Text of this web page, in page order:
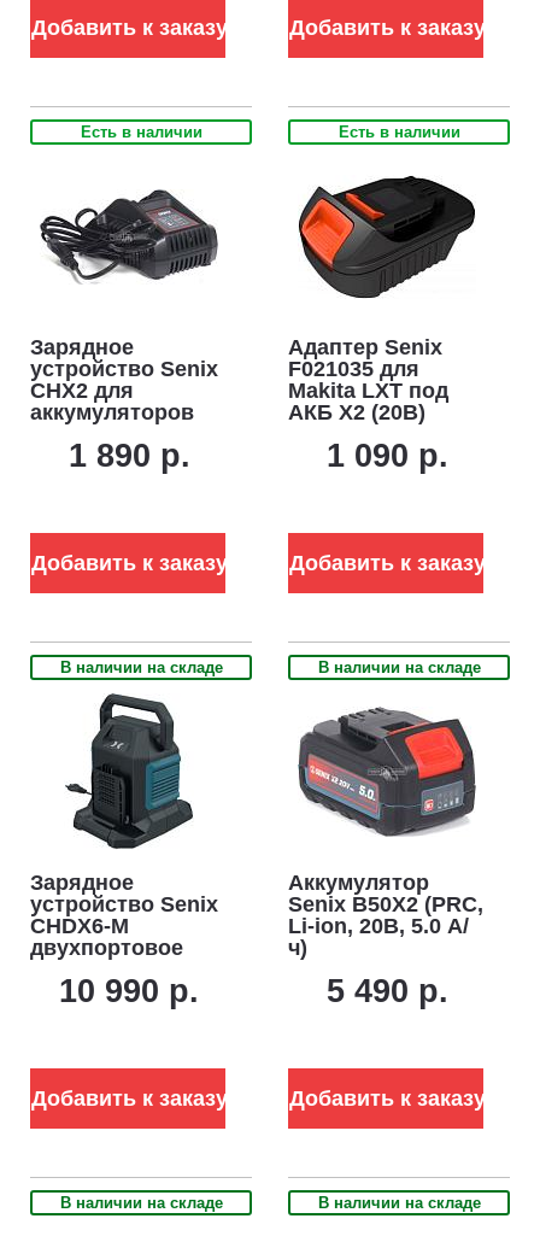
Добавить к заказу Добавить к заказу
Есть в наличии
Зарядное
устройство Senix
CHX2 для
аккумуляторов
1 890 р.
Добавить к заказу
Есть в наличии
Адаптер Senix
F021035 для
Makita LXT под
АКБ X2 (20В)
1 090 р.
Добавить к заказу
В наличии на складе
Зарядное
устройство Senix
CHDX6-M
двухпортовое
для
аккумуляторов
10 990 р.
Добавить к заказу
В наличии на складе
Аккумулятор
Senix B50X2 (PRC,
Li-ion, 20В, 5.0 А/
ч)
5 490 р.
Добавить к заказу
В наличии на складе В наличии на складе